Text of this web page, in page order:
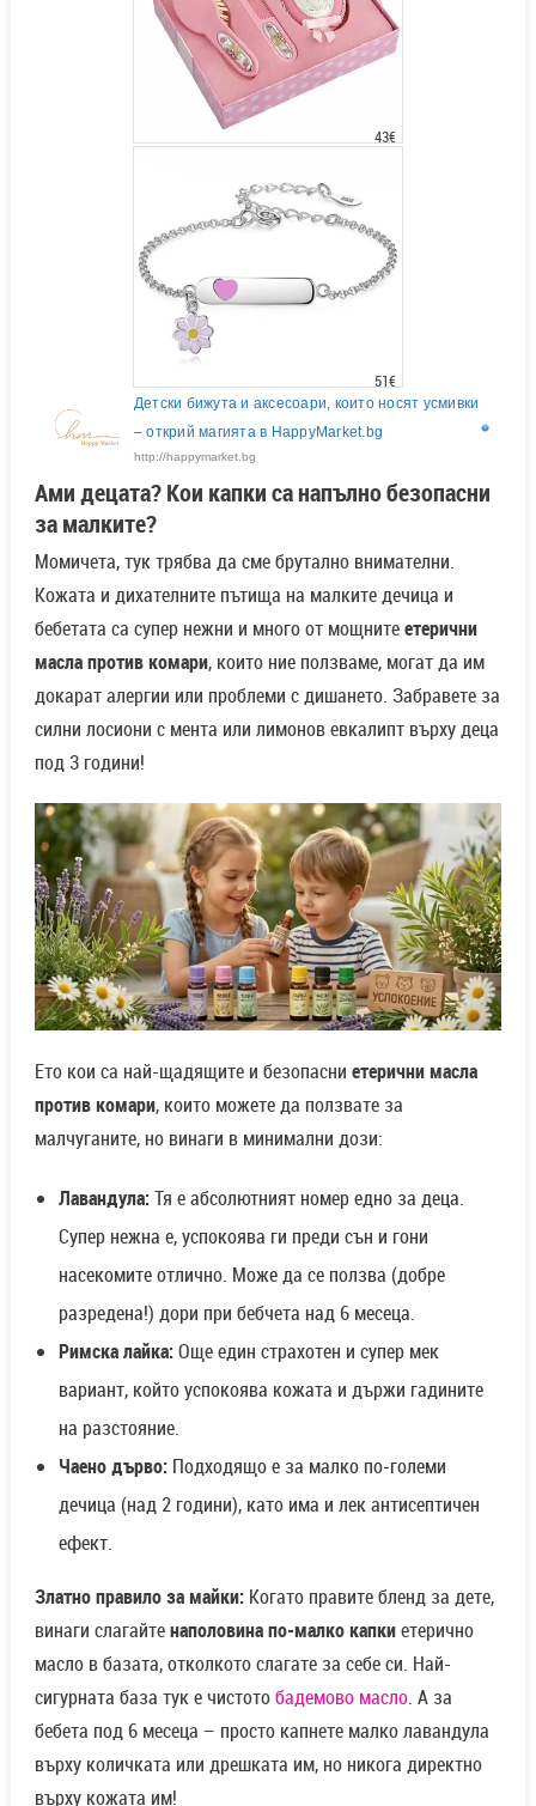
43€
51€
Детски бижута и аксесоари, които носят усмивки
– открий магията в HappyMarket.bg
http://happymarket.bg
Ами децата? Кои капки са напълно безопасни
за малките?
Момичета, тук трябва да сме брутално внимателни.
Кожата и дихателните пътища на малките дечица и
бебетата са супер нежни и много от мощнитеетерични
масла против комари, които ние ползваме, могат да им
докарат алергии или проблеми с дишането. Забравете за
силни лосиони с мента или лимонов евкалипт върху деца
под 3 години!
Ето кои са най-щадящите и безопасни етерични масла
против комари, които можете да ползвате за
малчуганите, но винаги в минимални дози:
Лавандула:Тя е абсолютният номер едно за деца.
Супер нежна е, успокоява ги преди сън и гони
насекомите отлично. Може да се ползва (добре
разредена!) дори при бебчета над 6 месеца.
Римска лайка:Още един страхотен и супер мек
вариант, който успокоява кожата и държи гадините
на разстояние.
Чаено дърво:Подходящо е за малко по-големи
дечица (над 2 години), като има и лек антисептичен
ефект.
Златно правило за майки:Когато правите бленд за дете,
винаги слагайтенаполовина по-малко капкиетерично
масло в базата, отколкото слагате за себе си. Най-
сигурната база тук е чистотобадемово масло. А за
бебета под 6 месеца – просто капнете малко лавандула
върху количката или дрешката им, но никога директно
върху кожата им!